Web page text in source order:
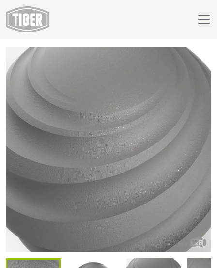
Finish Selector
67/90351 - Argento 623